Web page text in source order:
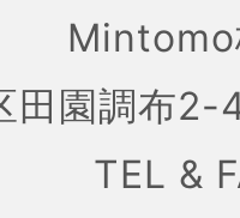
田園調布
TEL &